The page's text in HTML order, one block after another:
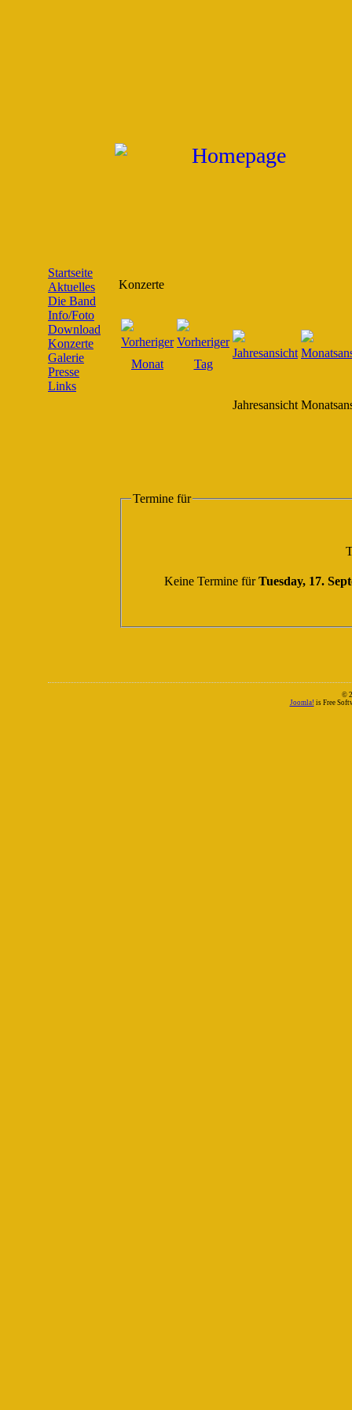
Startseite
Aktuelles
Die Band
Info/Foto
Download
Konzerte
Galerie
Presse
Links
Konzerte
Jahresansicht
Termine für
Keine Termine fürTuesday, 17.
©
Joomla! is Free